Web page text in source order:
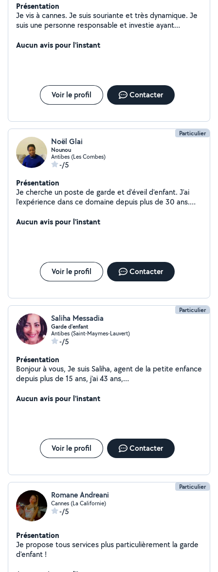
Présentation
Je vis à cannes. Je suis souriante et très dynamique. Je
suis une personne responsable et investie ayant
Aucun avis pour l'instant
Voir le profil Contacter
Particulier
Noël Glai
Nounou
Antibes (Les Combes)
-/5
Présentation
Je cherche un poste de garde et d'éveil d'enfant. J'ai
l'expérience dans ce domaine depuis plus de 30 ans.
le souci du détail, j'adore les enfants, aime en prendre
Aucun avis pour l'instant
Voir le profil Contacter
Particulier
Saliha Messadia
Garde d'enfant
Antibes (Saint-Maymes-Lauvert)
-/5
Présentation
Bonjour à vous, Je suis Saliha, agent de la petite enfance
depuis plus de 15 ans, j'ai 43 ans,
Animatrice dans une école primaire/maternelle, je vous
trouverez toutes les recommandations de parents si
besoin. À bientôt, Saliha à votre service.
Aucun avis pour l'instant
Voir le profil Contacter
Particulier
Romane Andreani
Cannes (La Californie)
-/5
Présentation
Je propose tous services plus particulièrement la garde
d'enfant !